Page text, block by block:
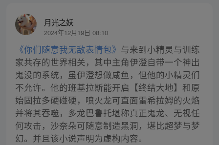
月光之妖
2024年12月19日 08:10
《你们随意我无敌表情包》 与来到小精灵与训练
家共存的世界相关，其中主角伊澄自带一个神出
鬼没的系统，虽伊澄想做咸鱼，但他的小精灵们
不允许。他的班基拉斯能开启【终结大地】和原
始固拉多硬碰硬，喷火龙可直面雷希拉姆的火焰
并将其吞噬，多龙巴鲁托堪称真正鬼龙、无视任
何攻击，沙奈朵可随意制造黑洞，堪比超梦与梦
幻。并且该小说声明为虚构内容。